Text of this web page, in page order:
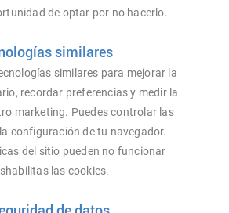
de optar por no hacerlo.
similares
similares para mejorar la
recordar preferencias y medir la
marketing. Puedes controlar las
configuración de tu navegador.
del sitio pueden no funcionar
las cookies.